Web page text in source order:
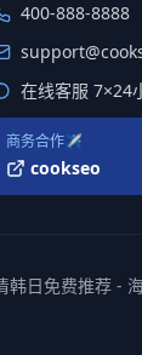
400-888-8888
在线客服 7×24
商务合作✈️
cookseo
韩日免费推荐 -